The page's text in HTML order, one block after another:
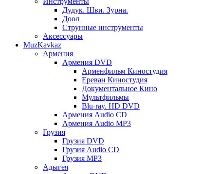
Дудук. Шви. Зурна.
Доол
Струнные инструменты
Аксессуары
MuzKavkaz
Армения
Армения DVD
Арменфильм Киностудия
Ереван Киностудия
Документальное Кино
Мультфильмы
Blu-ray. HD DVD
Армения Audio CD
Армения Audio MP3
Грузия
Грузия DVD
Грузия Audio CD
Грузия MP3
Адыгея